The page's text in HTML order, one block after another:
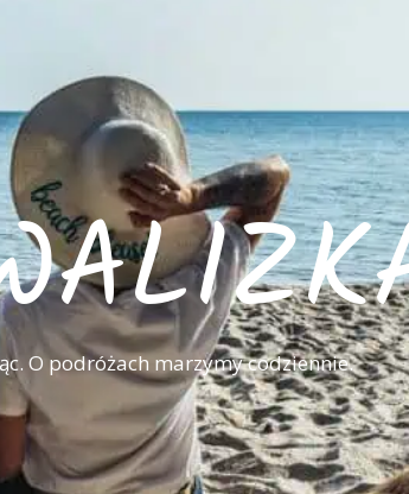
O podróżach marzymy codziennie.